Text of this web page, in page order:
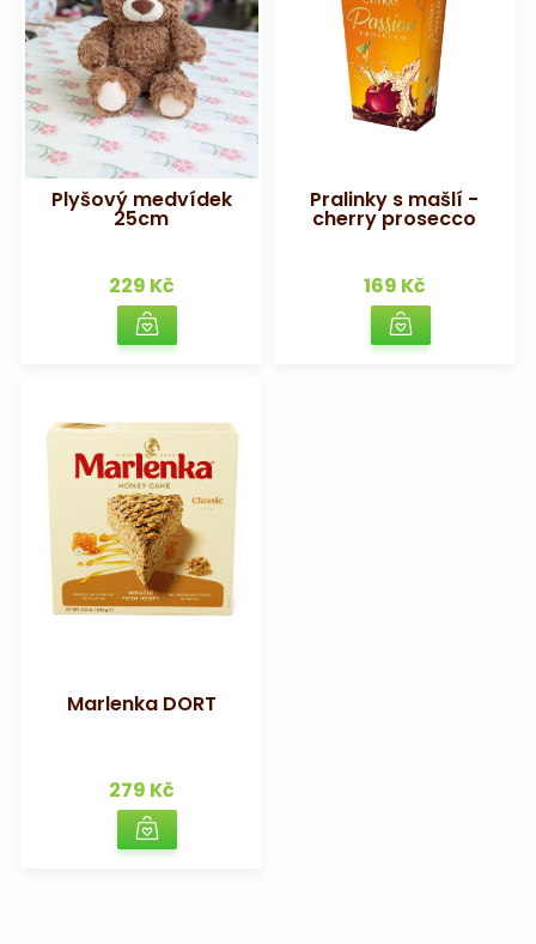
Plyšový medvídek
25cm
229 Kč
Pralinky s mašlí -
cherry prosecco
169 Kč
Marlenka DORT
279 Kč